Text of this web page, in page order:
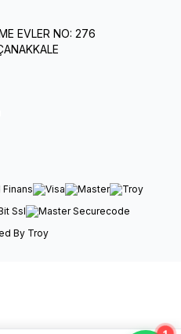
EVLER NO: 276